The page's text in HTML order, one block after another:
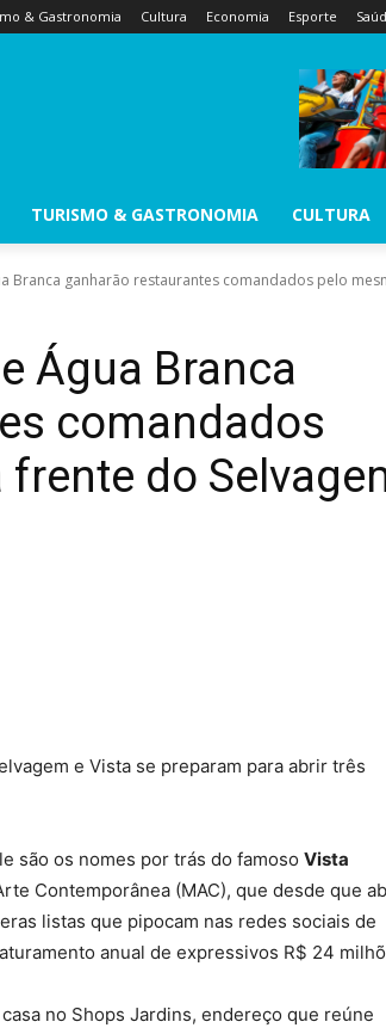
& Gastronomia Cultura Economia Esporte
TURISMO & GASTRONOMIA CULTURA
Branca ganharão restaurantes comandados pelo
Água Branca
comandados
do
e Vista se preparam para abrir três
são os nomes por trás do famoso Vista
Contemporânea (MAC), que desde que
listas que pipocam nas redes sociais de
anual de expressivos R$ 24
no Shops Jardins, endereço que reúne